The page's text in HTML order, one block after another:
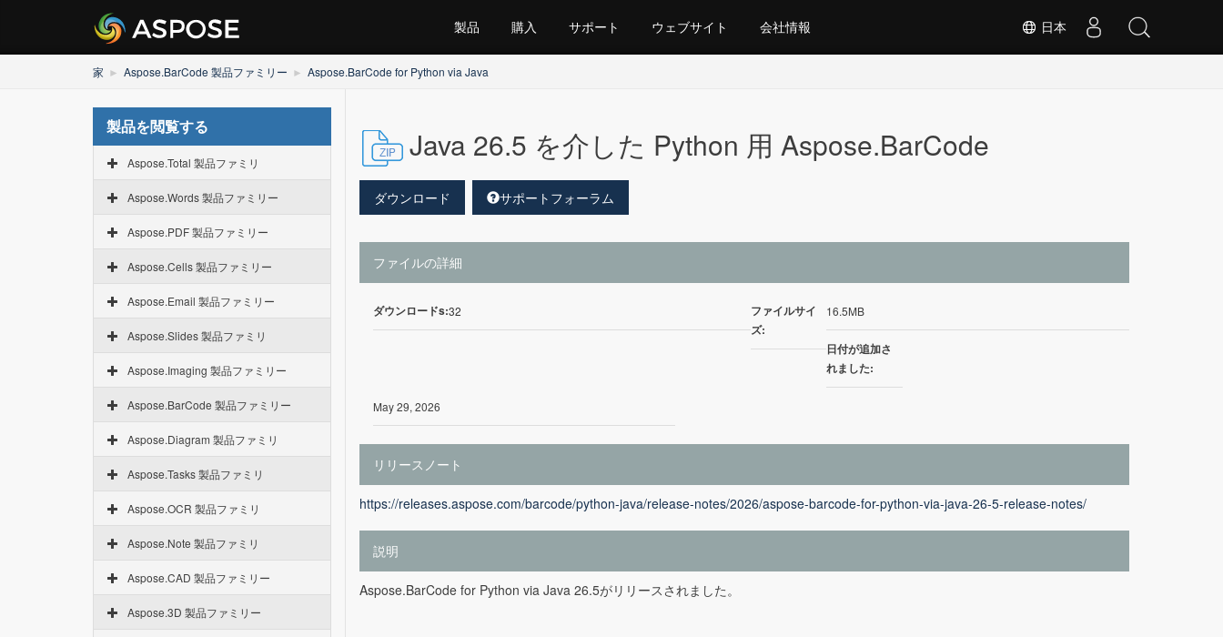
日本
製品 購入 サポート ウェブサイト 会社情報
家 Aspose.BarCode 製品ファミリー Aspose.BarCode for Python via Java
製品を閲覧する
Aspose.Total 製品ファミリ
Aspose.Words 製品ファミリー
Aspose.PDF 製品ファミリー
Aspose.Cells 製品ファミリー
Aspose.Email 製品ファミリー
Aspose.Slides 製品ファミリ
Aspose.Imaging 製品ファミリー
Aspose.BarCode 製品ファミリー
Aspose.Diagram 製品ファミリ
Aspose.Tasks 製品ファミリ
Aspose.OCR 製品ファミリ
Aspose.Note 製品ファミリ
Aspose.CAD 製品ファミリー
Aspose.3D 製品ファミリー
Java 26.5 を介した Python 用 Aspose.BarCode
ダウンロード サポートフォーラム
ファイルの詳細
ダウンロードs:32
ファイルサイ
ズ:
16.5MB
日付が追加さ
れました:
May 29, 2026
リリースノート
https://releases.aspose.com/barcode/python-java/release-notes/2026/aspose-barcode-for-python-via-java-26-5-release-notes/
説明
Aspose.BarCode for Python via Java 26.5がリリースされました。